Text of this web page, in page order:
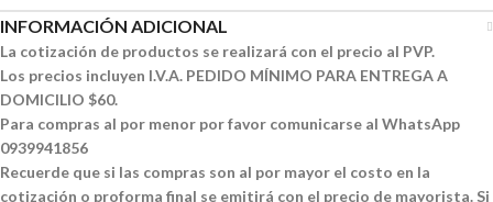
INFORMACIÓN ADICIONAL
La cotización de productos se realizará con el precio al PVP.
Los precios incluyen I.V.A. PEDIDO MÍNIMO PARA ENTREGA A
DOMICILIO $60.
Para compras al por menor por favor comunicarse al WhatsApp
0939941856
Recuerde que si las compras son al por mayor el costo en la
cotización o proforma final se emitirá con el precio de mayorista. Si